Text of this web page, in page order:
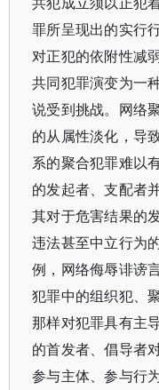
罪所呈现出的实行
对正犯的依附性减
共同犯罪演变为一
说受到挑战。网络
的从属性淡化，导
系的聚合犯罪难以
的发起者、支配者
其对于危害结果的
违法甚至中立行为
例，网络侮辱诽谤
犯罪中的组织犯、
那样对犯罪具有主
的首发者、倡导者
参与主体、参与行